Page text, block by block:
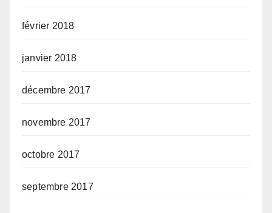
février 2018
janvier 2018
décembre 2017
novembre 2017
octobre 2017
septembre 2017